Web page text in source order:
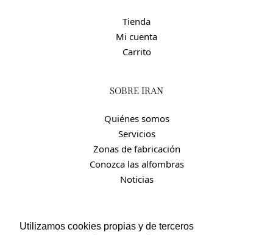
Tienda
Mi cuenta
Carrito
SOBRE IRÁN
Quiénes somos
Servicios
Zonas de fabricación
Conozca las alfombras
Noticias
Utilizamos cookies propias y de terceros